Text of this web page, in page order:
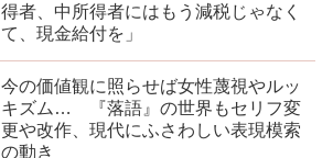
得者、中所得者にはもう減税じゃなく
て、現金給付を」
今の価値観に照らせば女性蔑視やルッ
キズム… 『落語』の世界もセリフ変
更や改作、現代にふさわしい表現模索
の動き